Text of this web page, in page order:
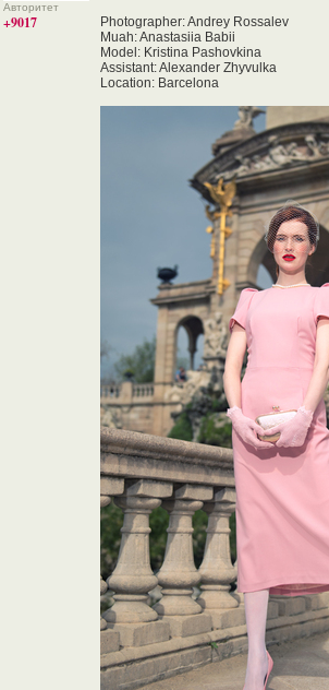
Авторитет
+9017
Photographer: Andrey Rossalev
Muah: Anastasiia Babii
Model: Kristina Pashovkina
Assistant: Alexander Zhyvulka
Location: Barcelona